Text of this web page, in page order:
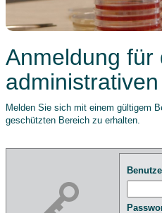
Anmeldung für
Melden Sie sich mit einem gültigem
geschützten Bereich zu erhalten.